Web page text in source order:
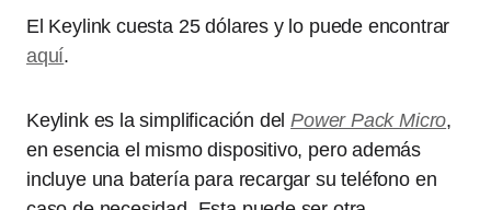
El Keylink cuesta 25 dólares y lo puede encontrar
aquí.
Keylink es la simplificación delPower Pack Micro,
en esencia el mismo dispositivo, pero además
incluye una batería para recargar su teléfono en